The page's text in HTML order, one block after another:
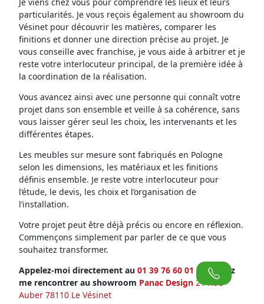
particularités. Je vous reçois également au showroom du
Vésinet pour découvrir les matières, comparer les
finitions et donner une direction précise au projet. Je
vous conseille avec franchise, je vous aide à arbitrer et je
reste votre interlocuteur principal, de la première idée à
la coordination de la réalisation.
Vous avancez ainsi avec une personne qui connaît votre
projet dans son ensemble et veille à sa cohérence, sans
vous laisser gérer seul les choix, les intervenants et les
différentes étapes.
Les meubles sur mesure sont fabriqués en Pologne
selon les dimensions, les matériaux et les finitions
définis ensemble. Je reste votre interlocuteur pour
l’étude, le devis, les choix et l’organisation de
l’installation.
Votre projet peut être déjà précis ou encore en réflexion.
Commençons simplement par parler de ce que vous
souhaitez transformer.
Appelez-moi directement au 01 39 76 60 01 ou venez
me rencontrer au showroom Panac Design 21 Rue
Auber 78110 Le Vésinet